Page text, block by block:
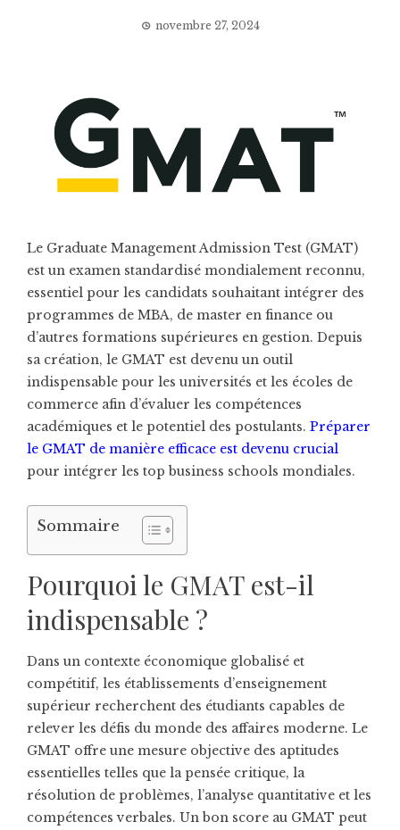
novembre 27, 2024
Le Graduate Management Admission Test (GMAT)
est un examen standardisé mondialement reconnu,
essentiel pour les candidats souhaitant intégrer des
programmes de MBA, de master en finance ou
d’autres formations supérieures en gestion. Depuis
sa création, le GMAT est devenu un outil
indispensable pour les universités et les écoles de
commerce afin d’évaluer les compétences
académiques et le potentiel des postulants. Préparer
le GMAT de manière efficace est devenu crucial
pour intégrer les top business schools mondiales.
Sommaire
Pourquoi le GMAT est-il
indispensable ?
Dans un contexte économique globalisé et
compétitif, les établissements d’enseignement
supérieur recherchent des étudiants capables de
relever les défis du monde des affaires moderne. Le
GMAT offre une mesure objective des aptitudes
essentielles telles que la pensée critique, la
résolution de problèmes, l’analyse quantitative et les
compétences verbales. Un bon score au GMAT peut